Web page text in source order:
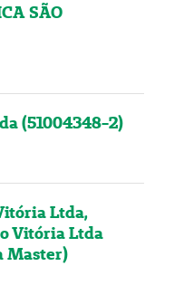
SÃO
(51004348-2)
Ltda,
Vitória Ltda
Master)